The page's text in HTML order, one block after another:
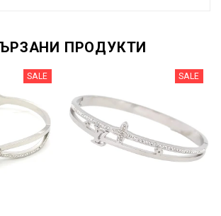
ПРОДУКТИ
SALE SALE